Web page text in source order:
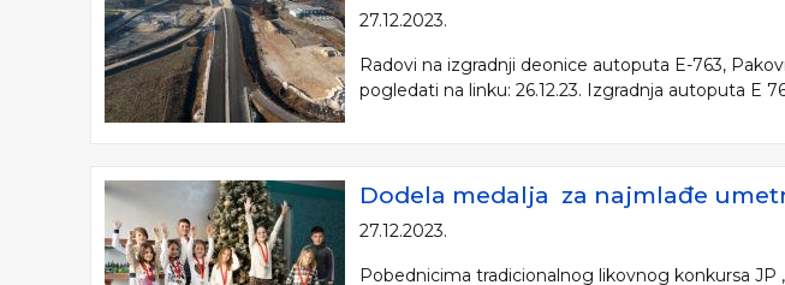
27.12.2023.
Radovi na izgradnji deonice autoputa E-763,
pogledati na linku: 26.12.23. Izgradnja autoputa E
Dodela medalja za najmlađe
27.12.2023.
Pobednicima tradicionalnog likovnog konkursa JP